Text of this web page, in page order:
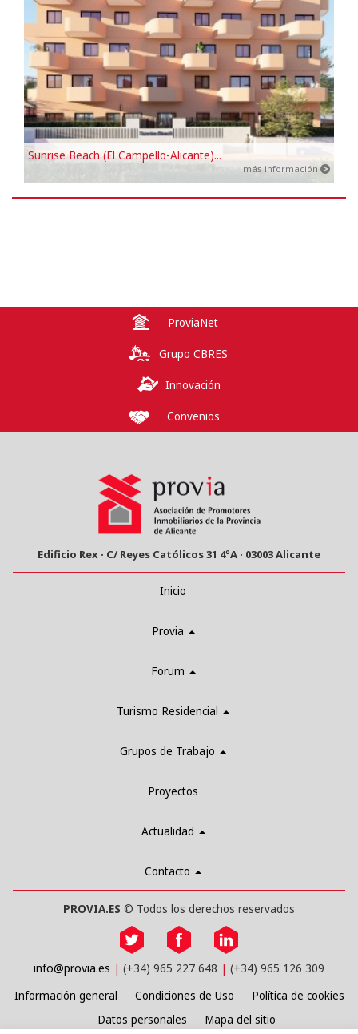
Sunrise Beach (El Campello-Alicante)...
más información
ProviaNet
Grupo CBRES
Innovación
Convenios
Edificio Rex · C/ Reyes Católicos 31 4ºA · 03003 Alicante
Inicio
Provia
Forum
Turismo Residencial
Grupos de Trabajo
Proyectos
Actualidad
Contacto
PROVIA.ES © Todos los derechos reservados
info@provia.es (+34) 965 227 648 (+34) 965 126 309
Información general Condiciones de Uso
Política de cookies
Datos personales
Mapa del sitio